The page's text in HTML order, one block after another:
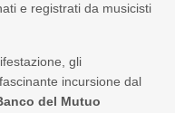
e registrati da musicisti
gli
incursione dal
del Mutuo